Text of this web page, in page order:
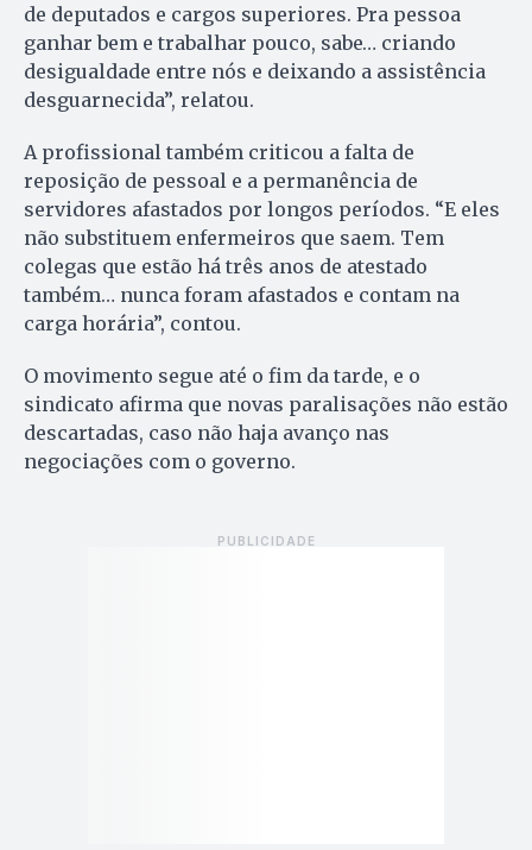
de deputados e cargos superiores. Pra pessoa
ganhar bem e trabalhar pouco, sabe… criando
desigualdade entre nós e deixando a assistência
desguarnecida”, relatou.
A profissional também criticou a falta de
reposição de pessoal e a permanência de
servidores afastados por longos períodos. “E eles
não substituem enfermeiros que saem. Tem
colegas que estão há três anos de atestado
também… nunca foram afastados e contam na
carga horária”, contou.
O movimento segue até o fim da tarde, e o
sindicato afirma que novas paralisações não estão
descartadas, caso não haja avanço nas
negociações com o governo.